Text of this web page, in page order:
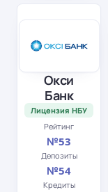
Окси
Банк
Лицензия НБУ
Рейтинг
№53
Депозиты
№54
Кредиты